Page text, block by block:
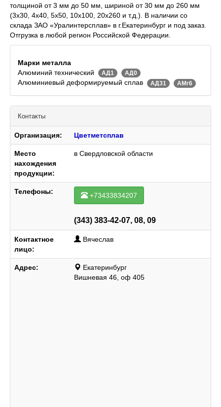
толщиной от 3 мм до 50 мм, шириной от 30 мм до 260 мм
(3х30, 4х40, 5х50, 10х100, 20х260 и т.д.). В наличии со
склада ЗАО «Уралинтерсплав» в г.Екатеринбург и под заказ.
Отгрузка в любой регион Российской Федерации.
Марки металла
Алюминий технический
АД1 АД0
Алюминиевый деформируемый сплав АД31 АМг6
Контакты
Организация: Цветметсплав
Место
нахождения
продукции:
в Свердловской области
Телефоны: +73433834207
(343) 383-42-07, 08, 09
Контактное
лицо:
Вячеслав
Адрес:
Екатеринбург
Вишневая 46, оф 405